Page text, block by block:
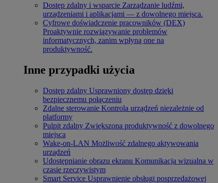
Dostęp zdalny i wsparcie Zarządzanie ludźmi,
urządzeniami i aplikacjami — z dowolnego miejsca.
Cyfrowe doświadczenie pracowników (DEX)
Proaktywnie rozwiązywanie problemów
informatycznych, zanim wpłyną one na
produktywność.
Inne przypadki użycia
Dostęp zdalny Usprawniony dostęp dzięki
bezpiecznemu połączeniu
Zdalne sterowanie Kontrola urządzeń niezależnie od
platformy
Pulpit zdalny Zwiększona produktywność z dowolnego
miejsca
Wake-on-LAN Możliwość zdalnego aktywowania
urządzeń
Udostępnianie obrazu ekranu Komunikacja wizualna w
czasie rzeczywistym
Smart Service Usprawnienie obsługi posprzedażowej